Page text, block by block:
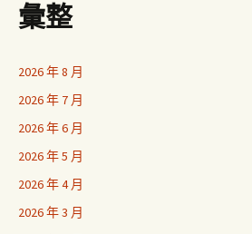
彙整
2026 年 8 月
2026 年 7 月
2026 年 6 月
2026 年 5 月
2026 年 4 月
2026 年 3 月